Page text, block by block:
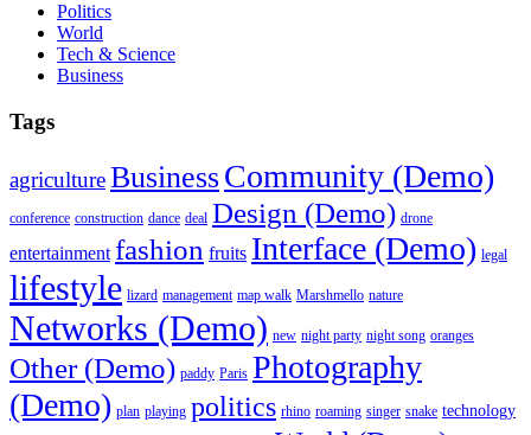
Politics
World
Tech & Science
Business
Tags
agricultureBusinessCommunity (Demo)
conference construction dance deal Design (Demo) drone
entertainment fashion fruits Interface (Demo) legal
lifestyle lizard management map walk Marshmello nature
Networks (Demo) new night party night song oranges
Other (Demo) paddy Paris Photography
(Demo) plan playing politics rhino roaming singer snake technology